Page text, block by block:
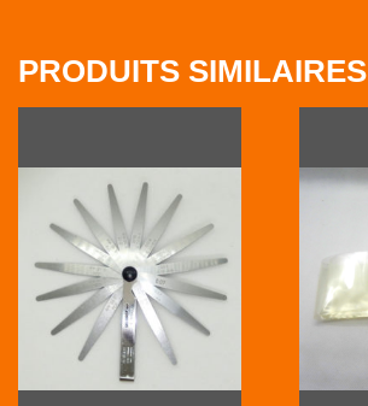
PRODUITS SIMILAIRES